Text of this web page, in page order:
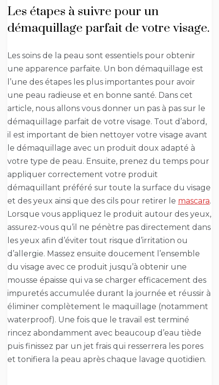
Les étapes à suivre pour un
démaquillage parfait de votre visage.
Les soins de la peau sont essentiels pour obtenir
une apparence parfaite. Un bon démaquillage est
l’une des étapes les plus importantes pour avoir
une peau radieuse et en bonne santé. Dans cet
article, nous allons vous donner un pas à pas sur le
démaquillage parfait de votre visage. Tout d’abord,
il est important de bien nettoyer votre visage avant
le démaquillage avec un produit doux adapté à
votre type de peau. Ensuite, prenez du temps pour
appliquer correctement votre produit
démaquillant préféré sur toute la surface du visage
et des yeux ainsi que des cils pour retirer le mascara.
Lorsque vous appliquez le produit autour des yeux,
assurez-vous qu’il ne pénètre pas directement dans
les yeux afin d’éviter tout risque d’irritation ou
d’allergie. Massez ensuite doucement l’ensemble
du visage avec ce produit jusqu’à obtenir une
mousse épaisse qui va se charger efficacement des
impuretés accumulée durant la journée et réussir à
éliminer complètement le maquillage (notamment
waterproof). Une fois que le travail est terminé
rincez abondamment avec beaucoup d’eau tiède
puis finissez par un jet frais qui resserrera les pores
et tonifiera la peau après chaque lavage quotidien.